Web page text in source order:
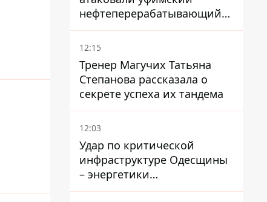
нефтеперерабатывающий
кластер – один упал на
недострой
12:15
Тренер Магучих Татьяна
Степанова рассказала о
секрете успеха их тандема
12:03
Удар по критической
инфраструктуре Одесщины
– энергетики
восстанавливают свет